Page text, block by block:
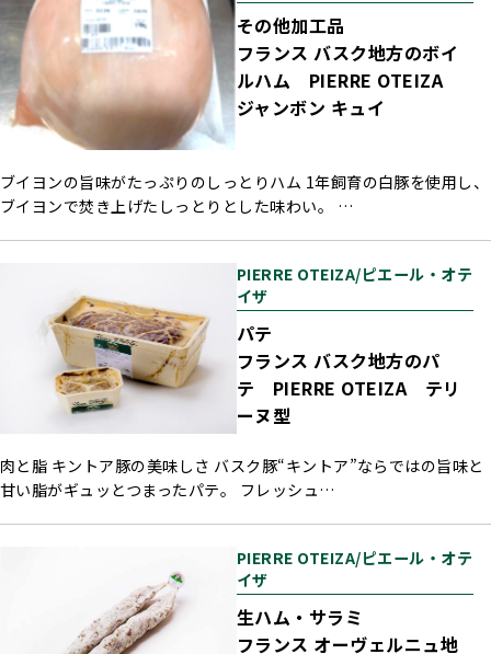
その他加工品
フランス バスク地方のボイ
ルハム PIERRE OTEIZA
ジャンボン キュイ
ブイヨンの旨味がたっぷりのしっとりハム 1年飼育の白豚を使用し、
ブイヨンで焚き上げたしっとりとした味わい。 …
PIERRE OTEIZA/ピエール・オテ
イザ
パテ
フランス バスク地方のパ
テ PIERRE OTEIZA テリ
ーヌ型
肉と脂 キントア豚の美味しさ バスク豚“キントア”ならではの旨味と
甘い脂がギュッとつまったパテ。 フレッシュ…
PIERRE OTEIZA/ピエール・オテ
イザ
生ハム・サラミ
フランス オーヴェルニュ地